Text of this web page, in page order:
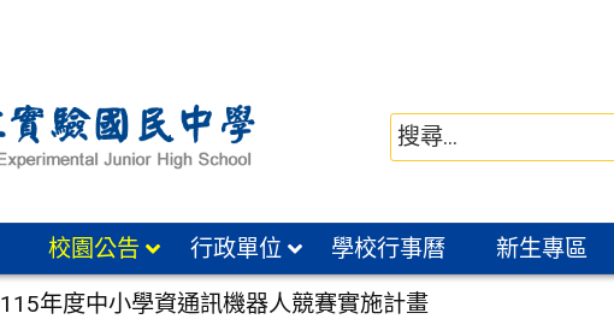
校園公告 行政單位 學校行事曆 新生專區
115年度中小學資通訊機器人競賽實施計畫